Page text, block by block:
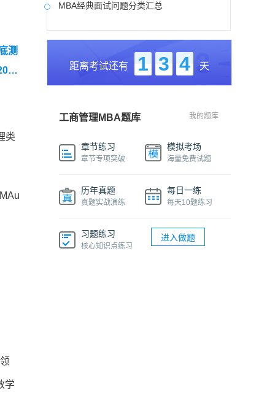
测
类
学
MBA经典面试问题分类汇总
2017-2025近九年各科真题及详细解析
考研英语（二）试题库
2027写作备考攻略
距离考试还有 1 3 4 天
工商管理MBA题库 我的题库
章节练习
章节专项突破
模拟考场
海量免费试题
历年真题
真题实战演练
每日一练
每天10题练习
习题练习
核心知识点练习
进入做题